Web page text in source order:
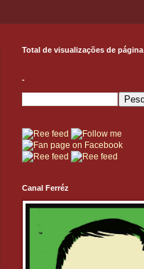
Total de visualizações de página
-
Canal Ferréz